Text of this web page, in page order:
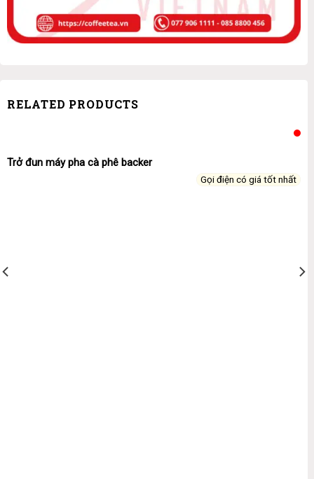
RELATED PRODUCTS
Trở đun máy pha cà phê backer
Gọi điện có giá tốt nhất